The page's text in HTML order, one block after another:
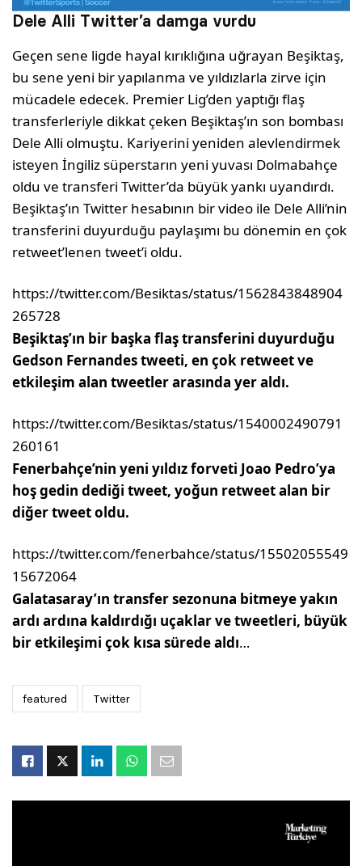
Dele Alli Twitter’a damga vurdu
Geçen sene ligde hayal kırıklığına uğrayan Beşiktaş,
bu sene yeni bir yapılanma ve yıldızlarla zirve için
mücadele edecek. Premier Lig’den yaptığı flaş
transferleriyle dikkat çeken Beşiktaş’ın son bombası
Dele Alli olmuştu. Kariyerini yeniden alevlendirmek
isteyen İngiliz süperstarın yeni yuvası Dolmabahçe
oldu ve transferi Twitter’da büyük yankı uyandırdı.
Beşiktaş’ın Twitter hesabının bir video ile Dele Alli’nin
transferini duyurduğu paylaşımı bu dönemin en çok
retweet’lenen tweet’i oldu.
https://twitter.com/Besiktas/status/1562843848904
265728
Beşiktaş’ın bir başka flaş transferini duyurduğu
Gedson Fernandes tweeti, en çok retweet ve
etkileşim alan tweetler arasında yer aldı.
https://twitter.com/Besiktas/status/1540002490791
260161
Fenerbahçe’nin yeni yıldız forveti Joao Pedro’ya
hoş gedin dediği tweet, yoğun retweet alan bir
diğer tweet oldu.
https://twitter.com/fenerbahce/status/15502055549
15672064
Galatasaray’ın transfer sezonuna bitmeye yakın
ardı ardına kaldırdığı uçaklar ve tweetleri, büyük
bir etkileşimi çok kısa sürede aldı…
featured Twitter